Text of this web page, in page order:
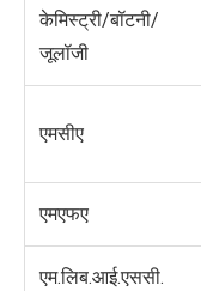
केमिस्ट्री/बॉटनी/
जूलॉजी
एमसीए
एमएफए
एम.लिब.आई.एससी.